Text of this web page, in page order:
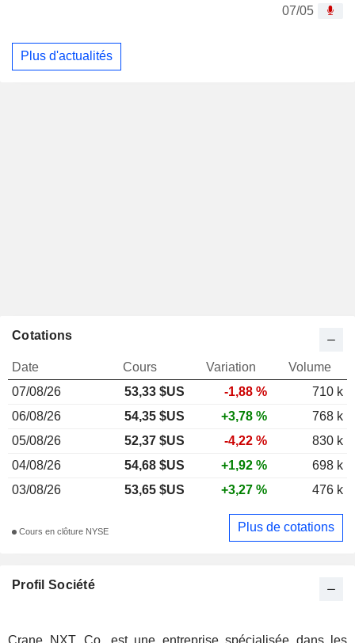
07/05
Plus d'actualités
Profil Société
Crane NXT, Co. est une entreprise spécialisée dans les
Cotations
Date Cours Variation
Volume
07/08/26
53,33 $US -1,88 %
710 k
06/08/26
54,35 $US +3,78 %
768 k
05/08/26
52,37 $US -4,22 %
830 k
04/08/26
54,68 $US +1,92 %
698 k
03/08/26
53,65 $US +3,27 % 476 k
Cours en clôture NYSE Plus de cotations